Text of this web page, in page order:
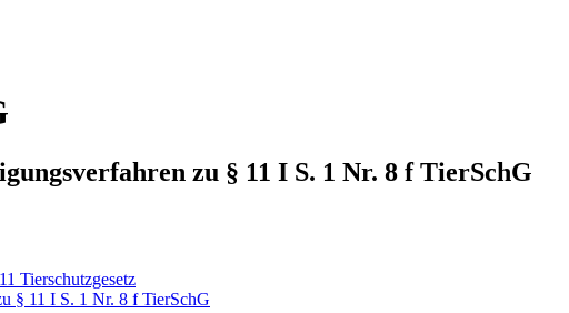
zu § 11 I S. 1 Nr. 8 f TierSchG
Tierschutzgesetz